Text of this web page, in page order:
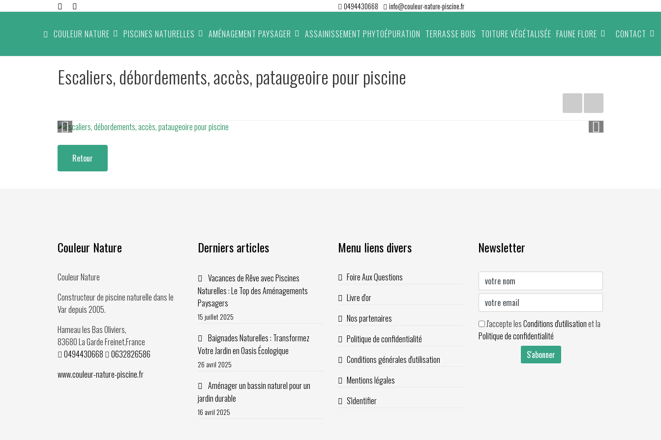
0494430668 info@couleur-nature-piscine.fr
COULEUR NATURE PISCINES NATURELLES AMÉNAGEMENT PAYSAGER ASSAINISSEMENT PHYTOÉPURATION TERRASSE BOIS TOITURE VÉGÉTALISÉE FAUNE FLORE CONTACT
Escaliers, débordements, accès, pataugeoire pour piscine
Retour
Couleur Nature
Couleur Nature
Constructeur de piscine naturelle dans le
Var depuis2005.
Hameau les Bas Oliviers,
83680La Garde Freinet,France
0494430668
0632826586
www.couleur-nature-piscine.fr
Derniers articles
Vacances de Rêve avec Piscines
Naturelles : Le Top des Aménagements
Paysagers
15 juillet 2025
Baignades Naturelles : Transformez
Votre Jardin en Oasis Écologique
26 avril 2025
Aménager un bassin naturel pour un
jardin durable
16 avril 2025
Menu liens divers
Foire Aux Questions
Livre d'or
Nos partenaires
Politique de confidentialité
Conditions générales d'utilisation
Mentions légales
S'identifier
Newsletter
J'accepte lesConditions d'utilisationet la
Politique de confidentialité